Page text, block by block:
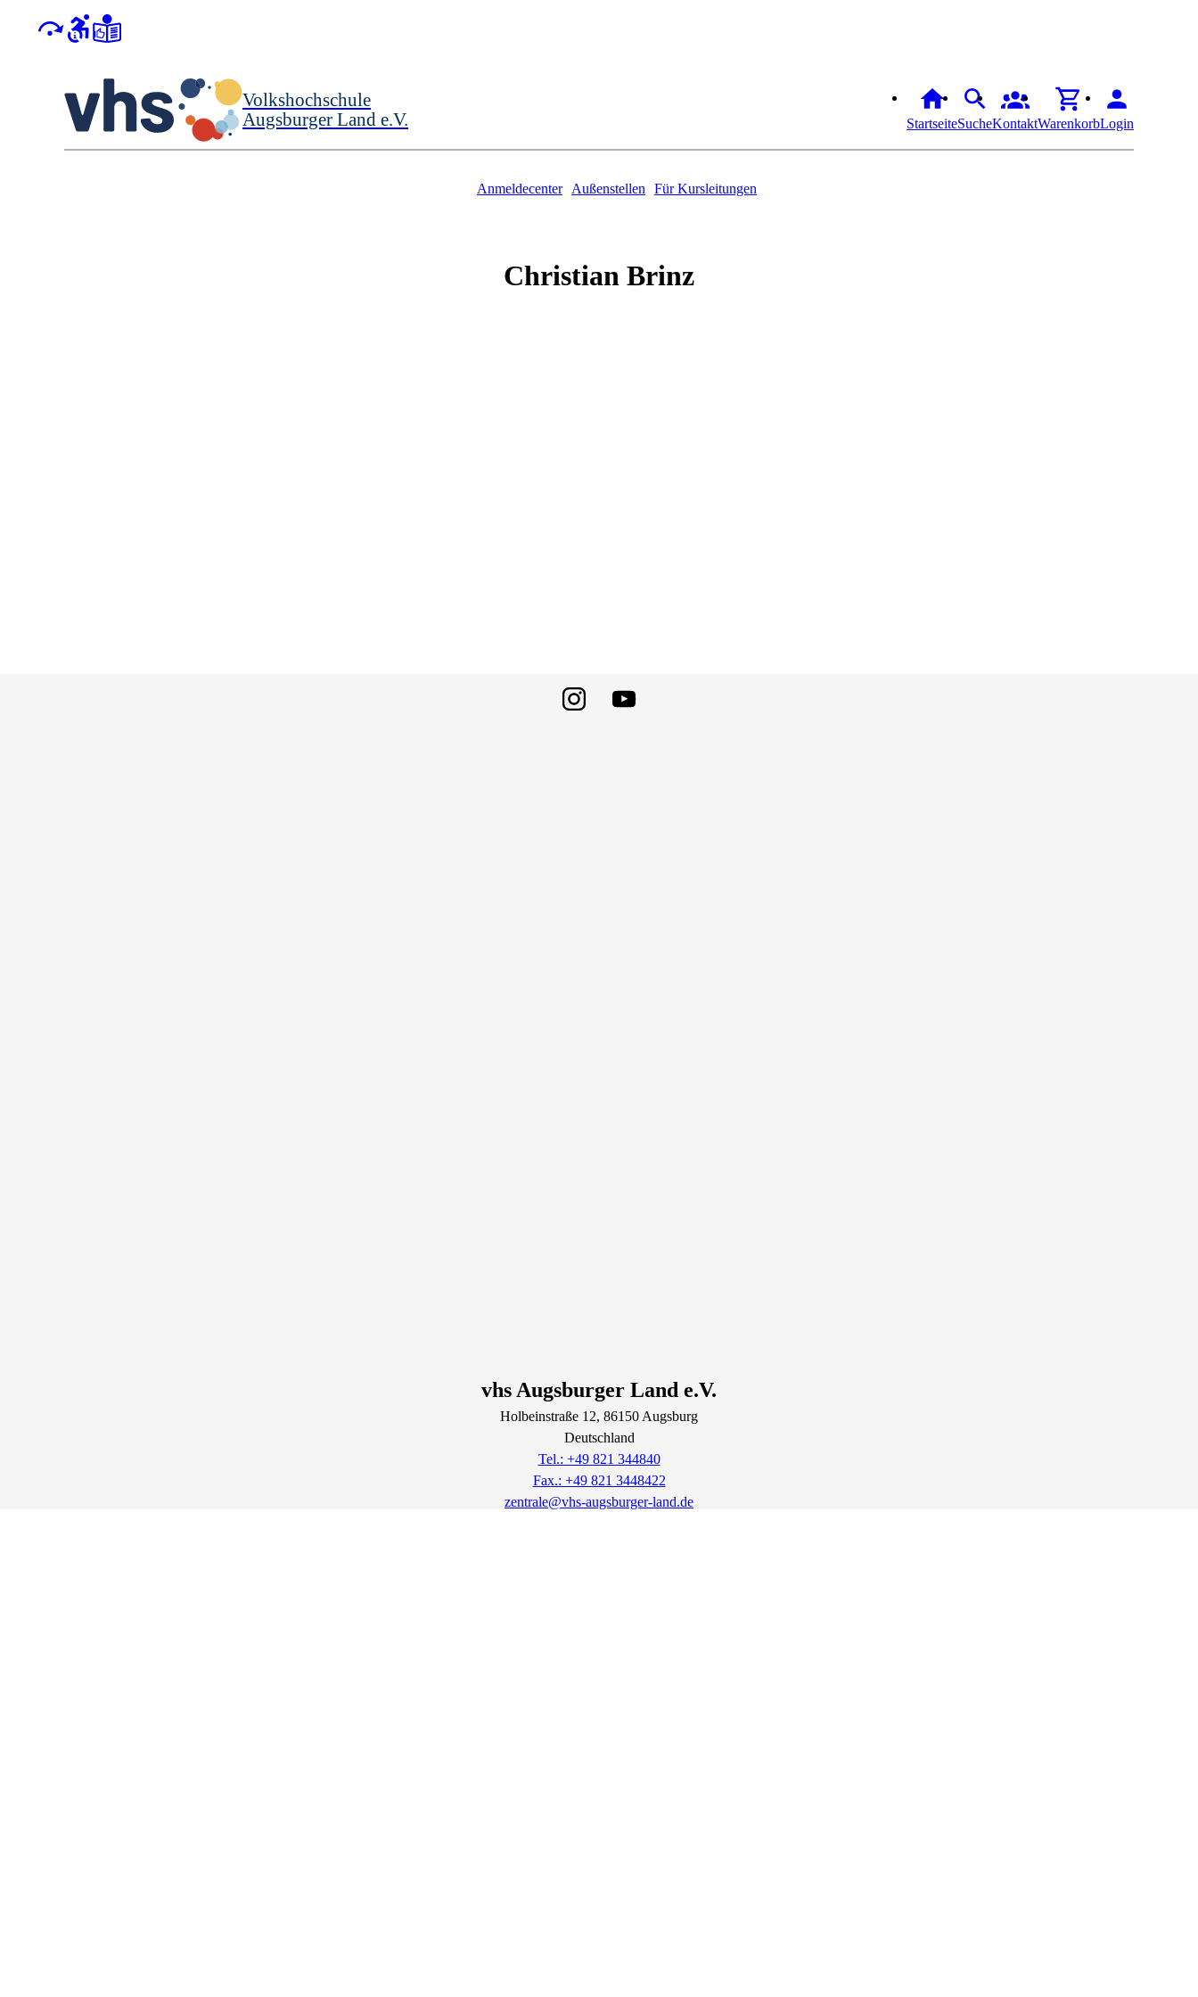
Volkshochschule
Augsburger Land e.V.
StartseiteSucheKontaktWarenkorbLogin
Anmeldecenter Außenstellen Für Kursleitungen
Christian Brinz
vhs Augsburger Land e.V.
Holbeinstraße 12, 86150 Augsburg
Deutschland
Tel.: +49 821 344840
Fax.: +49 821 3448422
zentrale@vhs-augsburger-land.de